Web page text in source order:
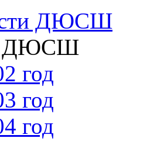
ДЮСШ
ДЮСШ
год
год
год